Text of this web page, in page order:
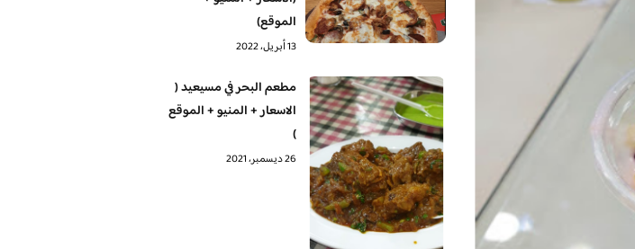
الموقع)
13 أبريل، 2022
مطعم البحر في مسيعيد (
الاسعار + المنيو + الموقع
)
26 ديسمبر، 2021